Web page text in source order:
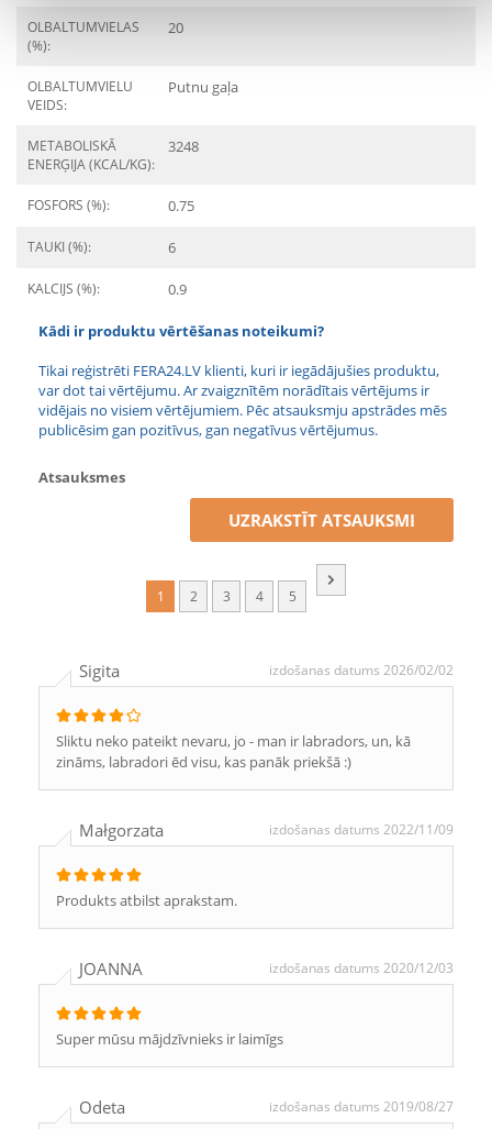
OLBALTUMVIELAS
(%):
20
OLBALTUMVIELU
VEIDS:
Putnu gaļa
METABOLISKĀ
ENERĢIJA (KCAL/KG):
3248
FOSFORS (%): 0.75
TAUKI (%): 6
KALCIJS (%): 0.9
Kādi ir produktu vērtēšanas noteikumi?
Tikai reģistrēti FERA24.LV klienti, kuri ir iegādājušies produktu,
var dot tai vērtējumu. Ar zvaigznītēm norādītais vērtējums ir
vidējais no visiem vērtējumiem. Pēc atsauksmju apstrādes mēs
publicēsim gan pozitīvus, gan negatīvus vērtējumus.
Atsauksmes
UZRAKSTĪT ATSAUKSMI
1 2 3 4 5
Sigita izdošanas datums 2026/02/02
Sliktu neko pateikt nevaru, jo - man ir labradors, un, kā
zināms, labradori ēd visu, kas panāk priekšā :)
Małgorzata izdošanas datums 2022/11/09
Produkts atbilst aprakstam.
JOANNA izdošanas datums 2020/12/03
Super mūsu mājdzīvnieks ir laimīgs
Odeta izdošanas datums 2019/08/27